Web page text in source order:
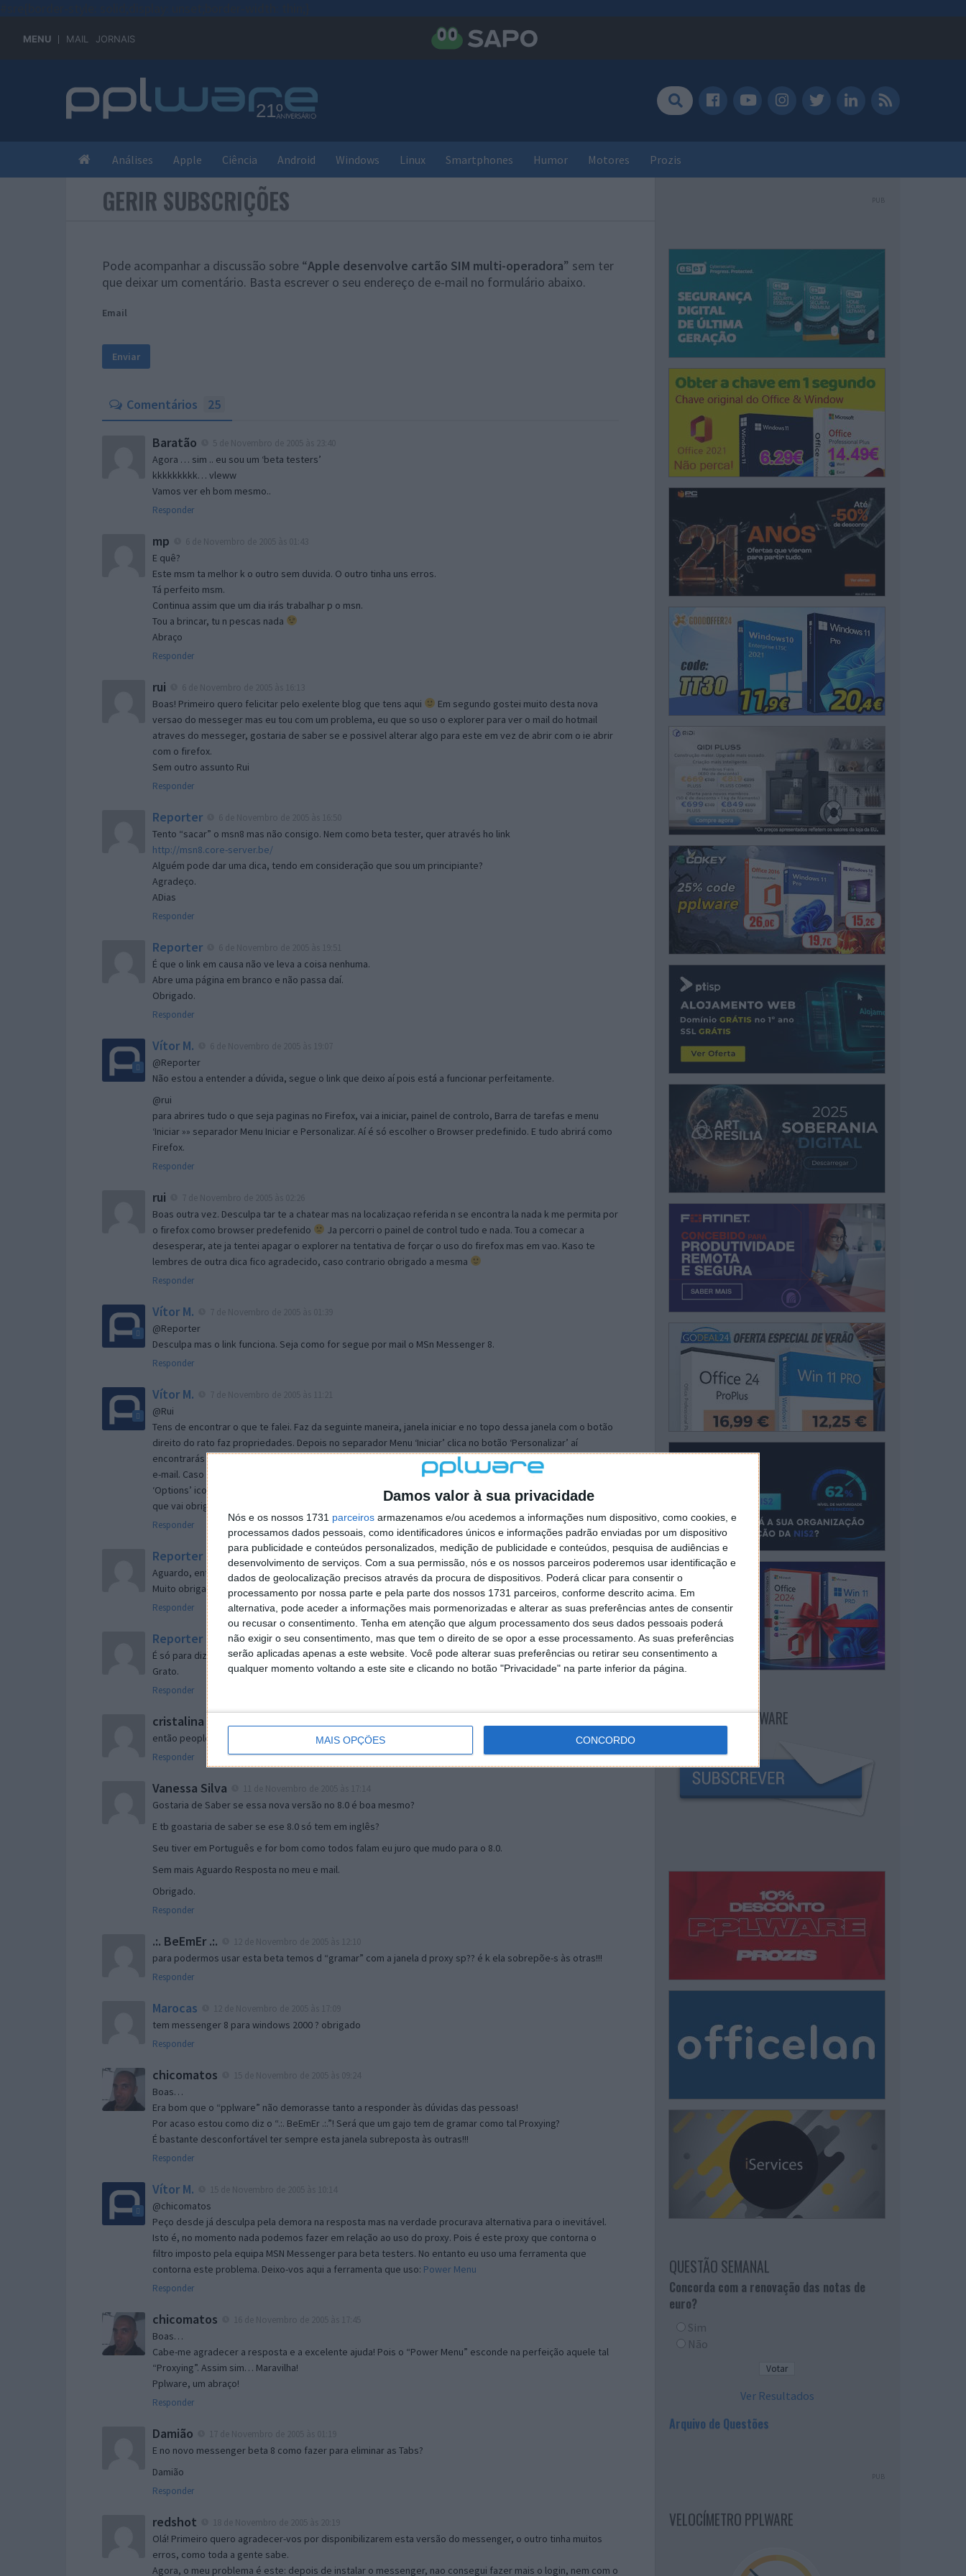
Damos valor à sua privacidade
Nós e os nossos 1731 parceiros armazenamos e/ou acedemos a informações num dispositivo, como cookies, e
processamos dados pessoais, como identificadores únicos e informações padrão enviadas por um dispositivo
para publicidade e conteúdos personalizados, medição de publicidade e conteúdos, pesquisa de audiências e
desenvolvimento de serviços. Com a sua permissão, nós e os nossos parceiros poderemos usar identificação e
dados de geolocalização precisos através da procura de dispositivos. Poderá clicar para consentir o
processamento por nossa parte e pela parte dos nossos 1731 parceiros, conforme descrito acima. Em
alternativa, pode aceder a informações mais pormenorizadas e alterar as suas preferências antes de consentir
ou recusar o consentimento. Tenha em atenção que algum processamento dos seus dados pessoais poderá
não exigir o seu consentimento, mas que tem o direito de se opor a esse processamento. As suas preferências
serão aplicadas apenas a este website. Você pode alterar suas preferências ou retirar seu consentimento a
qualquer momento voltando a este site e clicando no botão "Privacidade" na parte inferior da página.
MAIS OPÇÕES CONCORDO
MENU MAIL JORNAIS
Análises Apple Ciência Android Windows Linux Smartphones Humor Motores Prozis
GERIR SUBSCRIÇÕES
Pode acompanhar a discussão sobre “Apple desenvolve cartão SIM multi-operadora” sem ter
que deixar um comentário. Basta escrever o seu endereço de e-mail no formulário abaixo.
Email
Comentários 25
Baratão
Agora … sim .. eu sou um ‘beta testers’
kkkkkkkkk… vleww
Vamos ver eh bom mesmo..
Responder
mp
E quê?
Este msm ta melhor k o outro sem duvida. O outro tinha uns erros.
Tá perfeito msm.
Continua assim que um dia irás trabalhar p o msn.
Tou a brincar, tu n pescas nada
Abraço
Responder
rui
Boas! Primeiro quero felicitar pelo exelente blog que tens aqui
Em segundo gostei muito desta nova
versao do messeger mas eu tou com um problema, eu que so uso o explorer para ver o mail do hotmail
atraves do messeger, gostaria de saber se e possivel alterar algo para este em vez de abrir com o ie abrir
com o firefox.
Sem outro assunto Rui
Responder
Reporter
Tento “sacar” o msn8 mas não consigo. Nem como beta tester, quer através ho link
http://msn8.core-server.be/
Alguém pode dar uma dica, tendo em consideração que sou um principiante?
Agradeço.
ADias
Responder
Reporter
É que o link em causa não ve leva a coisa nenhuma.
Abre uma página em branco e não passa daí.
Obrigado.
Responder
Vítor M.
@Reporter
Não estou a entender a dúvida, segue o link que deixo aí pois está a funcionar perfeitamente.
@rui
para abrires tudo o que seja paginas no Firefox, vai a iniciar, painel de controlo, Barra de tarefas e menu
‘Iniciar »» separador Menu Iniciar e Personalizar. Aí é só escolher o Browser predefinido. E tudo abrirá como
Firefox.
Responder
rui
Boas outra vez. Desculpa tar te a chatear mas na localizaçao referida n se encontra la nada k me permita por
o firefox como browser predefenido
Ja percorri o painel de control tudo e nada. Tou a comecar a
desesperar, ate ja tentei apagar o explorer na tentativa de forçar o uso do firefox mas em vao. Kaso te
lembres de outra dica fico agradecido, caso contrario obrigado a mesma
Responder
Vítor M.
@Reporter
Desculpa mas o link funciona. Seja como for segue por mail o MSn Messenger 8.
Responder
Vítor M.
@Rui
Tens de encontrar o que te falei. Faz da seguinte maneira, janela iniciar e no topo dessa janela com o botão
direito do rato faz propriedades. Depois no separador Menu ‘Iniciar’ clica no botão ‘Personalizar’ aí
encontrarás no separador geral a opção para escolheres o Browser com que queres navegar e o gestor de
e-mail. Caso não consigas chegar lá, vais ao teu Firefox e nas ferramentas ou tools escolhes ‘Opções’ ou
‘Options’ icon geral da então janela aberta e logo perto do fim encontras um local para colocares um visto
que vai obrigar o Firefox a verificar se este é o browser predefinido.
Responder
Reporter 7 de Novembro de 2005 às 12:57
Aguardo, então, o e-mail, Vitor.
Muito obrigado.
Responder
Reporter 7 de Novembro de 2005 às 19:51
É só para dizer que ainda não me chegou mail algum.
Grato.
Responder
cristalina
então people
Responder
Vanessa Silva
Gostaria de Saber se essa nova versão no 8.0 é boa mesmo?
E tb goastaria de saber se ese 8.0 só tem em inglês?
Seu tiver em Português e for bom como todos falam eu juro que mudo para o 8.0.
Sem mais Aguardo Resposta no meu e mail.
Obrigado.
Responder
.:. BeEmEr .:.
para podermos usar esta beta temos d “gramar” com a janela d proxy sp?? é k ela sobrepõe-s às otras!!!
Responder
Marocas
tem messenger 8 para windows 2000 ? obrigado
Responder
chicomatos
Boas…
Era bom que o “pplware” não demorasse tanto a responder às dúvidas das pessoas!
Por acaso estou como diz o “.:. BeEmEr .:.”! Será que um gajo tem de gramar como tal Proxying?
É bastante desconfortável ter sempre esta janela subreposta às outras!!!
Responder
Vítor M.
@chicomatos
Peço desde já desculpa pela demora na resposta mas na verdade procurava alternativa para o inevitável.
Isto é, no momento nada podemos fazer em relação ao uso do proxy. Pois é este proxy que contorna o
filtro imposto pela equipa MSN Messenger para beta testers. No entanto eu uso uma ferramenta que
contorna este problema. Deixo-vos aqui a ferramenta que uso: Power Menu
Responder
chicomatos
Boas…
Cabe-me agradecer a resposta e a excelente ajuda! Pois o “Power Menu” esconde na perfeição aquele tal
“Proxying”. Assim sim… Maravilha!
Pplware, um abraço!
Responder
Damião
E no novo messenger beta 8 como fazer para eliminar as Tabs?
Damião
Responder
redshot
Olá! Primeiro quero agradecer-vos por disponibilizarem esta versão do messenger, o outro tinha muitos
erros, como toda a gente sabe.
Agora, o meu problema é este: depois de instalar o messenger, nao consegui fazer mais o login, nem com o
PUB
NEWSLETTER PPLWARE
QUESTÃO SEMANAL
Concorda com a renovação das notas de
euro?
Sim
Não
Ver Resultados
Arquivo de Questões
PUB
VELOCÍMETRO PPLWARE